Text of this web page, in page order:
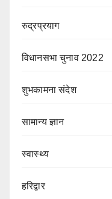
रुद्रप्रयाग
विधानसभा चुनाव 2022
शुभकामना संदेश
सामान्य ज्ञान
स्वास्थ्य
हरिद्वार